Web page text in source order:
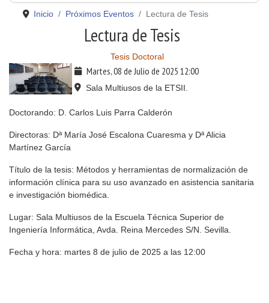
Inicio Próximos Eventos Lectura de Tesis
Lectura de Tesis
Tesis Doctoral
Martes, 08 de Julio de 2025 12:00
Sala Multiusos de la ETSII.
Doctorando: D. Carlos Luis Parra Calderón
Directoras: Dª María José Escalona Cuaresma y Dª Alicia
Martínez García
Título de la tesis: Métodos y herramientas de normalización de
información clínica para su uso avanzado en asistencia sanitaria
e investigación biomédica.
Lugar: Sala Multiusos de la Escuela Técnica Superior de
Ingeniería Informática, Avda. Reina Mercedes S/N. Sevilla.
Fecha y hora: martes 8 de julio de 2025 a las 12:00